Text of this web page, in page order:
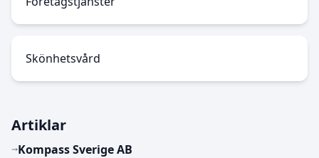
Skönhetsvård
Artiklar
Kompass Sverige AB